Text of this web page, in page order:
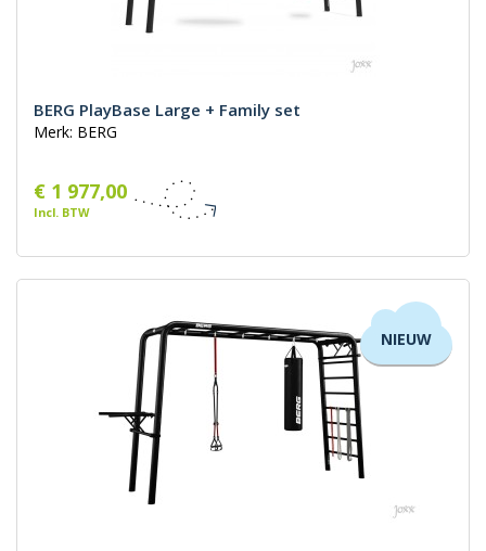
BERG PlayBase Large + Family set
Merk: BERG
€ 1 977,00
Incl. BTW
NIEUW